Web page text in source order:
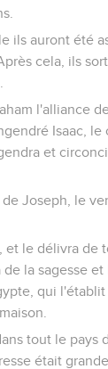
ils auront été
cela, ils
l'alliance
Isaac,
et
de Joseph, le
et le délivra de
la sagesse
qui
tout le pays
était